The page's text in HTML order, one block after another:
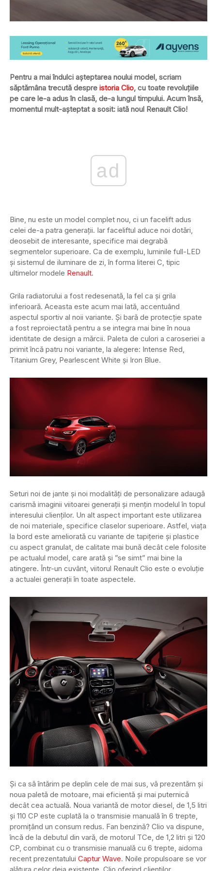
Pentru a mai îndulci așteptarea noului model, scriam
săptămâna trecută despre istoria Clio, cu toate revoluțiile
pe care le-a adus în clasă, de-a lungul timpului. Acum însă,
momentul mult-așteptat a sosit: iată noul Renault Clio!
ad
Bine, nu este un model complet nou, ci un facelift adus
celei de-a patra generații. Iar faceliftul aduce noi dotări,
deosebit de interesante, specifice mai degrabă
segmentelor superioare. Ca de exemplu, luminile full-LED
și sistemul de iluminare de zi, în forma literei C, tipic
ultimelor modele Renault.
Grila radiatorului a fost redesenată, la fel ca și grila
inferioară. Aceasta este acum mai lată, accentuând
aspectul sportiv al noii variante. Și bară de protecție spate
a fost reproiectată pentru a se integra mai bine în noua
identitate de design a mărcii. Paleta de culori a caroseriei a
primit încă patru noi variante, la alegere: Intense Red,
Titanium Grey, Pearlescent White și Iron Blue.
Seturi noi de jante și noi modalități de personalizare adaugă
carismă imaginii viitoarei generații și mențin modelul în topul
interesului clienților. Un alt aspect important este utilizarea
de noi materiale, specifice claselor superioare. Astfel, viața
la bord este ameliorată cu variante de tapițerie și plastice
cu aspect granulat, de calitate mai bună decât cele folosite
pe actualul model, care arată și ”se simt” mai bine la
atingere. Într-un cuvânt, viitorul Renault Clio este o evoluție
a actualei generații în toate aspectele.
Și ca să întărim pe deplin cele de mai sus, vă prezentăm și
noua paletă de motoare, mai eficientă și mai puternică
decât cea actuală. Noua variantă de motor diesel, de 1,5 litri
și 110 CP este cuplată la o transmisie manuală în 6 trepte,
promițând un consum redus. Fan benzină? Clio va dispune,
încă de la debutul din vară, de motorul TCe, de 1,2 litri și 120
CP, combinat cu o transmisie manuală cu 6 trepte, aidoma
recent prezentatului Captur Wave. Noile propulsoare se vor